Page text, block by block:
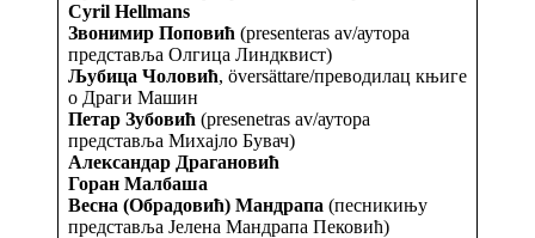
Cyril Hellmans
Звонимир Поповић (presenteras av/аутора
представља Олгица Линдквист)
Љубица Чоловић, översättare/преводилац књиге
о Драги Машин
Петар Зубовић (presenetras av/аутора
представља Михајло Бувач)
Александар Драгановић
Горан Малбаша
Весна (Обрадовић) Мандрапа (песникињу
представља Јелена Мандрапа Пековић)